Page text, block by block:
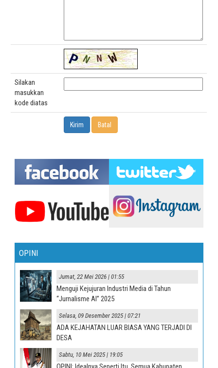
Silakan
masukkan
kode diatas
OPINI
Jumat, 22 Mei 2026 | 01:55
Menguji Kejujuran Industri Media di Tahun
“Jurnalisme AI” 2025
Selasa, 09 Desember 2025 | 07:21
ADA KEJAHATAN LUAR BIASA YANG TERJADI DI
DESA
Sabtu, 10 Mei 2025 | 19:05